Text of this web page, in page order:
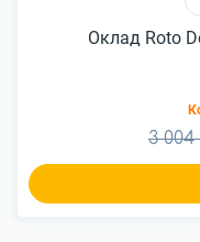
Оклад Roto
3 004